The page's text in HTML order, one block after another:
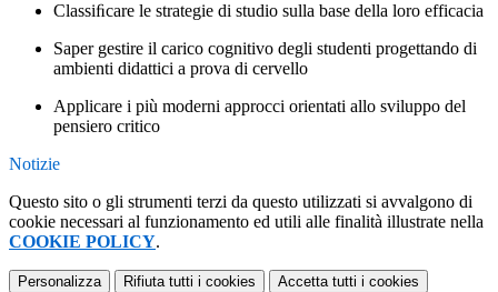
Classiﬁcare le strategie di studio sulla base della loro efficacia
Saper gestire il carico cognitivo degli studenti progettando di
ambienti didattici a prova di cervello
Applicare i più moderni approcci orientati allo sviluppo del
pensiero critico
Notizie
Questo sito o gli strumenti terzi da questo utilizzati si avvalgono di
cookie necessari al funzionamento ed utili alle finalità illustrate nella
COOKIE POLICY.
Personalizza Rifiuta tutti i cookies Accetta tutti i cookies